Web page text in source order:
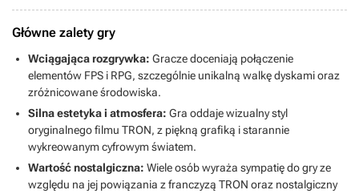
Główne zalety gry
Wciągająca rozgrywka: Gracze doceniają połączenie
elementów FPS i RPG, szczególnie unikalną walkę dyskami oraz
zróżnicowane środowiska.
Silna estetyka i atmosfera: Gra oddaje wizualny styl
oryginalnego filmu TRON, z piękną grafiką i starannie
wykreowanym cyfrowym światem.
Wartość nostalgiczna: Wiele osób wyraża sympatię do gry ze
względu na jej powiązania z franczyzą TRON oraz nostalgiczny